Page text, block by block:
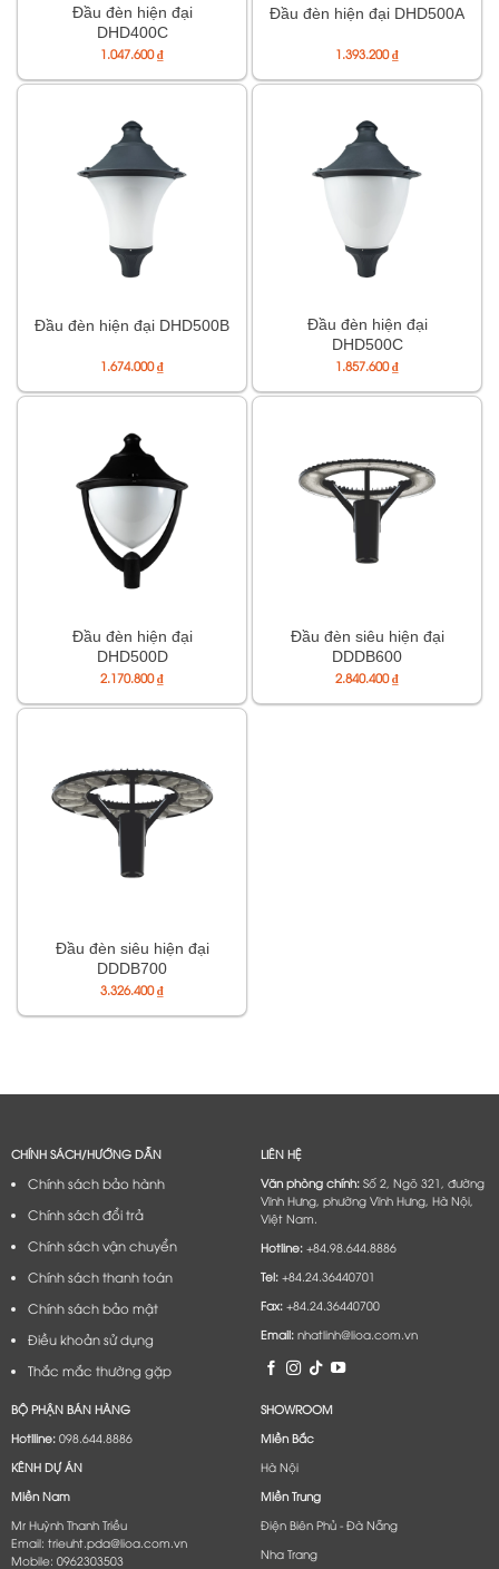
Đầu đèn hiện đại
DHD400C
1.047.600₫
Đầu đèn hiện đại DHD500A
1.393.200₫
Đầu đèn hiện đại DHD500B
1.674.000₫
Đầu đèn hiện đại
DHD500C
1.857.600₫
Đầu đèn hiện đại
DHD500D
2.170.800₫
Đầu đèn siêu hiện đại
DDDB600
2.840.400₫
Đầu đèn siêu hiện đại
DDDB700
3.326.400₫
CHÍNH SÁCH/HƯỚNG DẪN
Chính sách bảo hành
Chính sách đổi trả
Chính sách vận chuyển
Chính sách thanh toán
Chính sách bảo mật
Điều khoản sử dụng
Thắc mắc thường gặp
LIÊN HỆ
Văn phòng chính:Số 2, Ngõ 321, đường
Vĩnh Hưng, phường Vĩnh Hưng, Hà Nội,
Việt Nam.
Hotline:+84.98.644.8886
Tel:+84.24.36440701
Fax:+84.24.36440700
Email:nhatlinh@lioa.com.vn
BỘ PHẬN BÁN HÀNG
Hotlline:098.644.8886
KÊNH DỰ ÁN
Miền Nam
Mr Huỳnh Thanh Triều
Email: trieuht.pda@lioa.com.vn
Mobile: 0962303503
SHOWROOM
Miền Bắc
Hà Nội
Miền Trung
Điện Biên Phủ - Đà Nẵng​
Nha Trang